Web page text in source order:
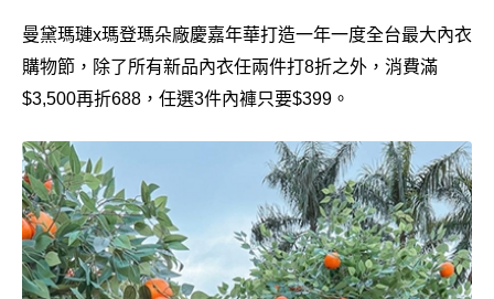
曼黛瑪璉x瑪登瑪朵廠慶嘉年華打造一年一度全台最大內衣
購物節，除了所有新品內衣任兩件打8折之外，消費滿
$3,500再折688 ，任選3件內褲只要$399 。